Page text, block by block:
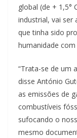
global (de + 1,5°
industrial, vai ser
que tinha sido
humanidade
“Trata-se de um
disse António
as emissões de
combustíveis
sufocando o
mesmo